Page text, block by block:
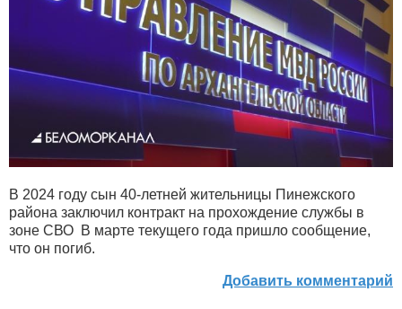
В 2024 году сын 40-летней жительницы Пинежского
района заключил контракт на прохождение службы в
зоне СВО В марте текущего года пришло сообщение,
что он погиб.
Добавить комментарий